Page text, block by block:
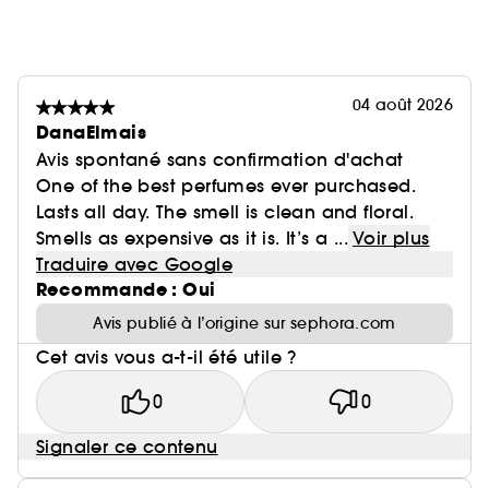
04 août 2026
DanaElmais
Avis spontané sans confirmation d'achat
One of the best perfumes ever purchased.
Lasts all day. The smell is clean and floral.
Smells as expensive as it is. It’s a ... Voir plus
Traduire avec Google
Recommande : Oui
Avis publié à l’origine sur sephora.com
Cet avis vous a-t-il été utile ?
0 0
Signaler ce contenu